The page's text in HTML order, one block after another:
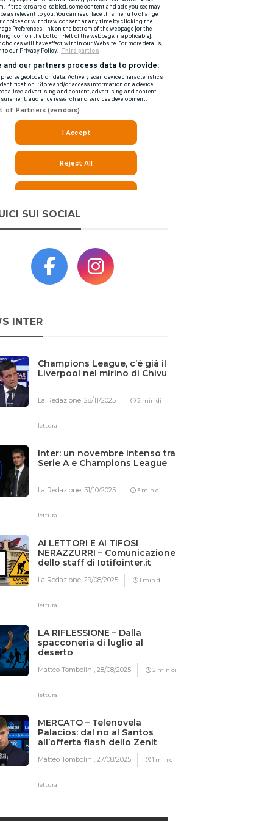
SUI SOCIAL
INTER
Champions League, c’è già il
Liverpool nel mirino di Chivu
La Redazione,28/11/2025 2 min di
lettura
Inter: un novembre intenso tra
Serie A e Champions League
La Redazione,31/10/2025 3 min di
lettura
AI LETTORI E AI TIFOSI
NERAZZURRI – Comunicazione
dello staff di Iotifointer.it
La Redazione,29/08/2025 1 min di
lettura
LA RIFLESSIONE – Dalla
spacconeria di luglio al
deserto
Matteo Tombolini,28/08/2025 2 min di
lettura
MERCATO – Telenovela
Palacios: dal no al Santos
all’offerta flash dello Zenit
Matteo Tombolini,27/08/2025 1 min di
lettura